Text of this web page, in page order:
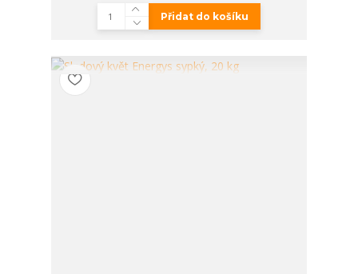
Přidat do košíku